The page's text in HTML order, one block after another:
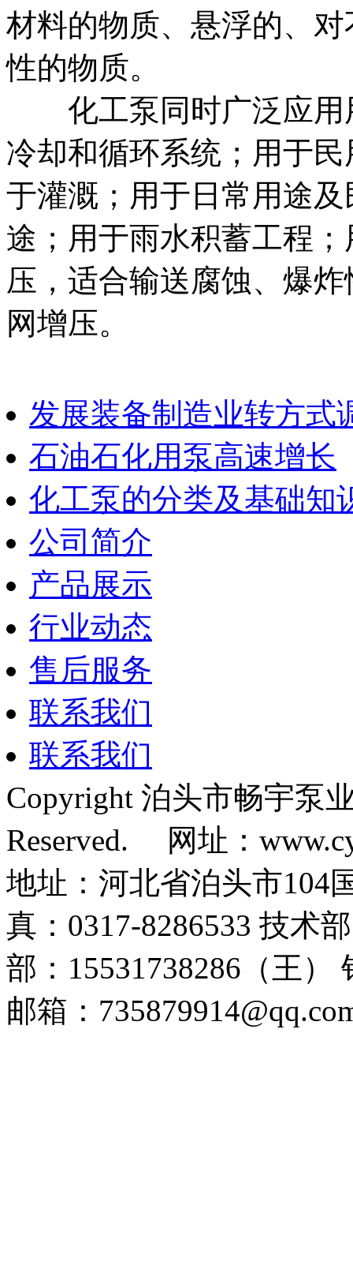
材料的物质、悬浮的、
性的物质。
化工泵同时广泛应用
冷却和循环系统；用于
于灌溉；用于日常用途
途；用于雨水积蓄工程
压，适合输送腐蚀、爆
网增压。
发展装备制造业转方式
石油石化用泵高速增长
化工泵的分类及基础知
公司简介
产品展示
行业动态
售后服务
联系我们
联系我们
Copyright 泊头市畅宇泵
Reserved. 网址：
地址：河北省泊头市104
真：0317-8286533 技术
部：15531738286（王）
邮箱：